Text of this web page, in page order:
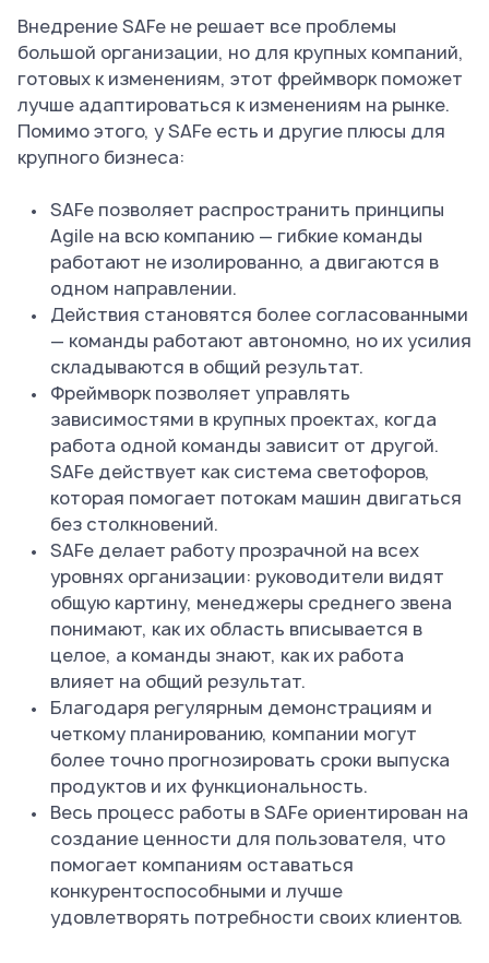
Внедрение SAFe не решает все проблемы
большой организации, но для крупных компаний,
готовых к изменениям, этот фреймворк поможет
лучше адаптироваться к изменениям на рынке.
Помимо этого, у SAFe есть и другие плюсы для
крупного бизнеса:
SAFe позволяет распространить принципы
Agile на всю компанию — гибкие команды
работают не изолированно, а двигаются в
одном направлении.
Действия становятся более согласованными
— команды работают автономно, но их усилия
складываются в общий результат.
Фреймворк позволяет управлять
зависимостями в крупных проектах, когда
работа одной команды зависит от другой.
SAFe действует как система светофоров,
которая помогает потокам машин двигаться
без столкновений.
SAFe делает работу прозрачной на всех
уровнях организации: руководители видят
общую картину, менеджеры среднего звена
понимают, как их область вписывается в
целое, а команды знают, как их работа
влияет на общий результат.
Благодаря регулярным демонстрациям и
четкому планированию, компании могут
более точно прогнозировать сроки выпуска
продуктов и их функциональность.
Весь процесс работы в SAFe ориентирован на
создание ценности для пользователя, что
помогает компаниям оставаться
конкурентоспособными и лучше
удовлетворять потребности своих клиентов.